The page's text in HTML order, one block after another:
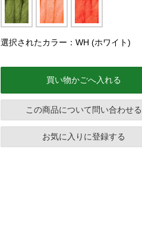
選択されたカラー：WH (ホワイト)
買い物かごへ入れる
この商品について問い合わせる
お気に入りに登録する